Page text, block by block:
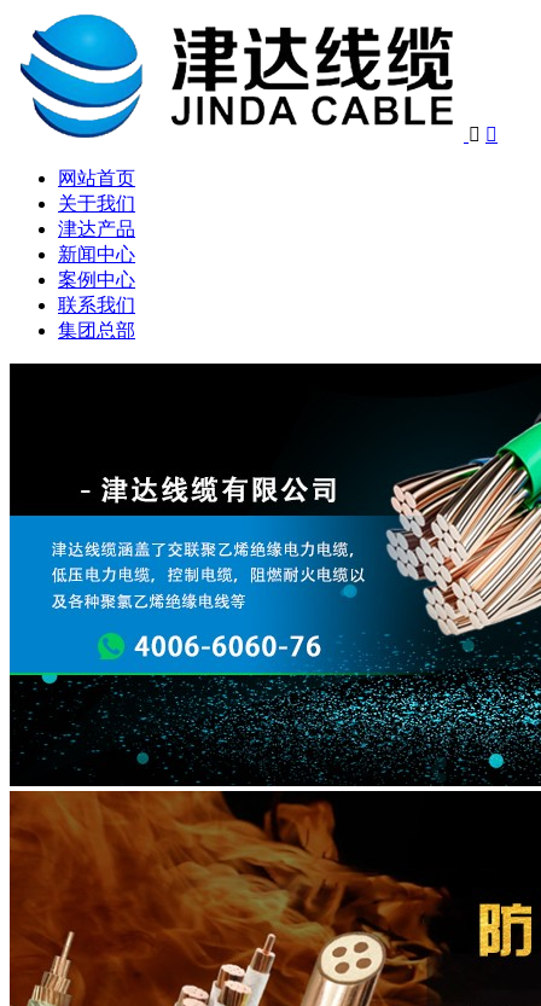
 
网站首页
关于我们
津达产品
新闻中心
案例中心
联系我们
集团总部